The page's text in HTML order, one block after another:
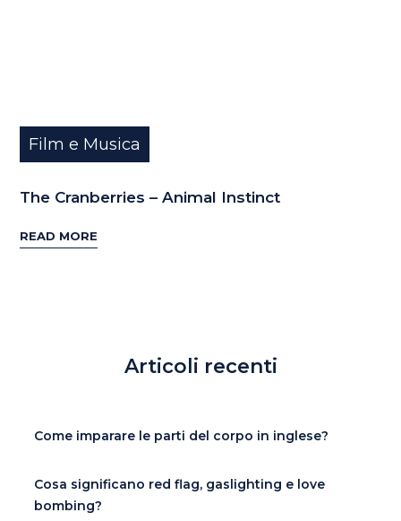
Film e Musica
The Cranberries – Animal Instinct
READ MORE
Articoli recenti
Come imparare le parti del corpo in inglese?
Cosa significano red flag, gaslighting e love
bombing?